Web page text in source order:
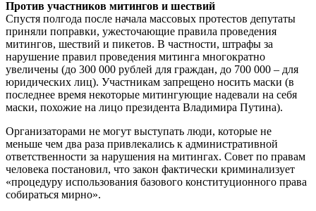
Против участников митингов и шествий
Спустя полгода после начала массовых протестов депутаты
приняли поправки, ужесточающие правила проведения
митингов, шествий и пикетов. В частности, штрафы за
нарушение правил проведения митинга многократно
увеличены (до 300 000 рублей для граждан, до 700 000 – для
юридических лиц). Участникам запрещено носить маски (в
последнее время некоторые митингующие надевали на себя
маски, похожие на лицо президента Владимира Путина).
Организаторами не могут выступать люди, которые не
меньше чем два раза привлекались к административной
ответственности за нарушения на митингах. Совет по правам
человека постановил, что закон фактически криминализует
«процедуру использования базового конституционного права
собираться мирно».